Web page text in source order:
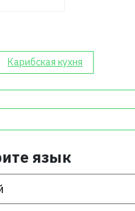
Карибская кухня
язык
язык